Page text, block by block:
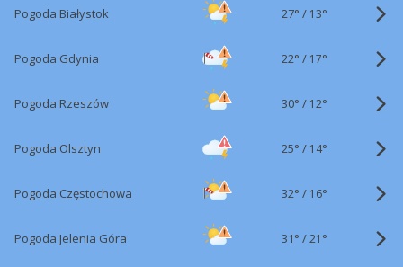
Pogoda Białystok 27° / 13°
Pogoda Gdynia 22° / 17°
Pogoda Rzeszów 30° / 12°
Pogoda Olsztyn 25° / 14°
Pogoda Częstochowa 32° / 16°
Pogoda Jelenia Góra 31° /21°